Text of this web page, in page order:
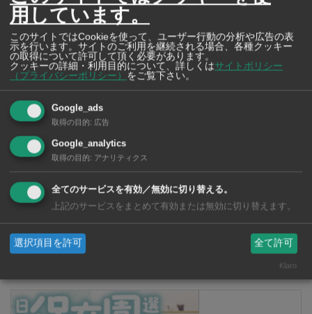
【タイ・バンコク】 マルシェトンロー内の「TOPS」で買える薬
2026年版
【タイ・バンコ
ブンイレブン）で買
える薬 2026年版
用しています。
このサイトではCookieを使って、ユーザー行動の分析や広告の表
示を行います。サイトのご利用を継続される場合、各種クッキー
の取得について許可して頂く必要があります。
クッキーの詳細・利用目的について、詳しくはサイトポリシー
（プライバシーポリシー）
をご覧下さい。
Google_ads
取得の目的: 広告
Google_analytics
取得の目的: アナリティクス
全てのサービスを有効／無効に切り替える。
上記のサービスをまとめて有効または無効に切り替えます。
選択項目を許可 全て許可
Klaro